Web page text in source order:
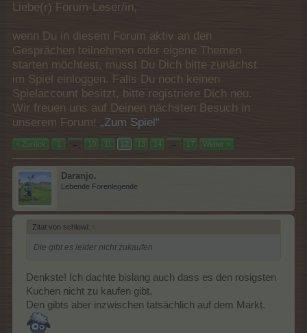
Liebe(r) Forum-Leser/in,
wenn Du in diesem Forum aktiv an den
Gesprächen teilnehmen oder eigene Themen
starten möchtest, musst Du Dich bitte zunächst
im Spiel einloggen. Falls Du noch keinen
Spielaccount besitzt, bitte registriere Dich neu.
Wir freuen uns auf Deinen nächsten Besuch in
unserem Forum! „Zum Spiel“
< Zurück 1 ← 10 11 12 13 14 → 17 Weiter >
Daranjo.
Lebende Forenlegende
Zitat von schlewi: ↑
Die gibt es leider nicht zukaufen
Denkste! Ich dachte bislang auch dass es den rosigsten
Kuchen nicht zu kaufen gibt.
Den gibts aber inzwischen tatsächlich auf dem Markt.